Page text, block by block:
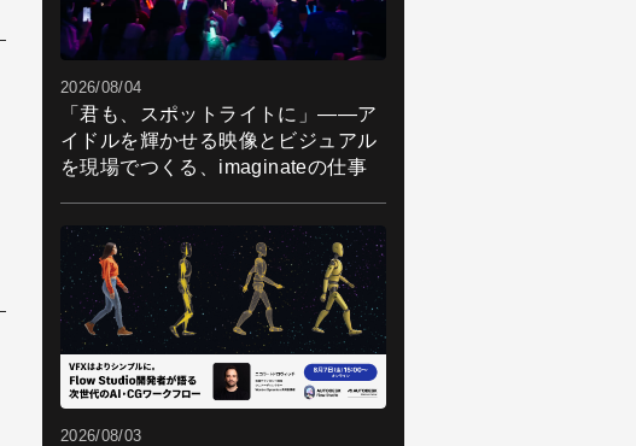
2026/08/04
「君も、スポットライトに」――ア
イドルを輝かせる映像とビジュアル
を現場でつくる、imaginateの仕事
2026/08/03